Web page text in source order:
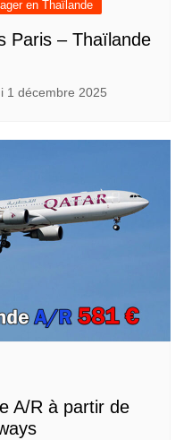
en Thaïlande
Paris – Thaïlande
1 décembre 2025
A/R à partir de